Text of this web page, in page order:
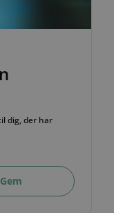
dig, der har
Gem